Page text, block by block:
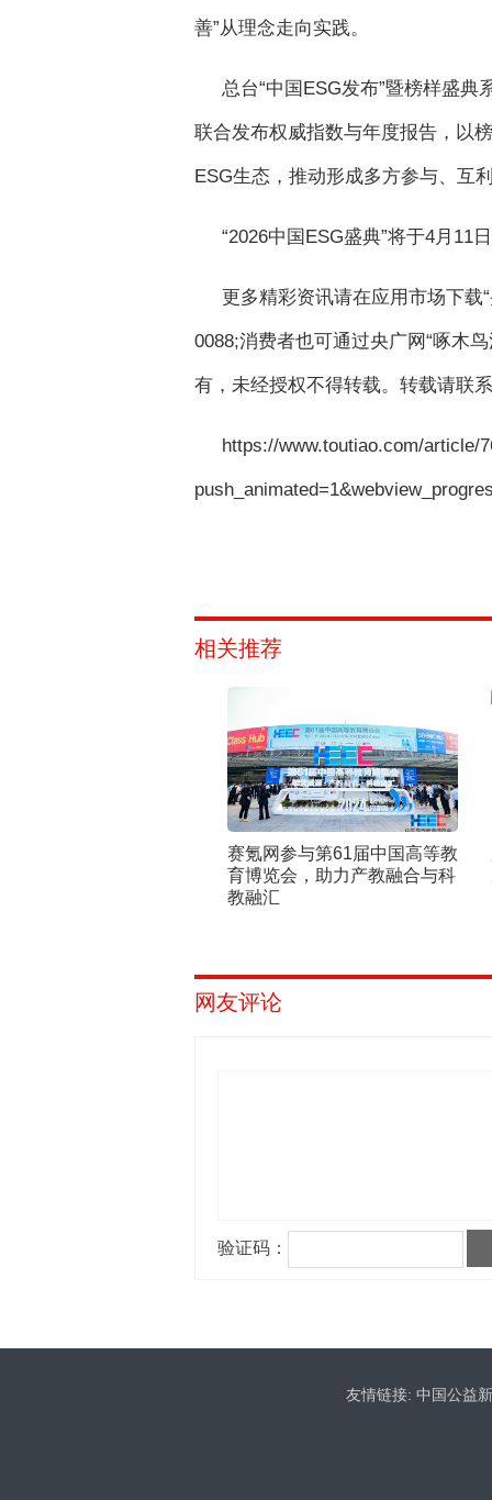
善”从理念走向实践。
总台“中国ESG发布”暨榜样盛
联合发布权威指数与年度报告，以
ESG生态，推动形成多方参与、互
“2026中国ESG盛典”将于4月11
更多精彩资讯请在应用市场下载
0088;消费者也可通过央广网“啄木
有，未经授权不得转载。转载请联
https://www.toutiao.com/article/
相关推荐
赛氪网参与第61届中国高等教
育博览会，助力产教融合与科
教融汇
网友评论
友情链接: 中国公益